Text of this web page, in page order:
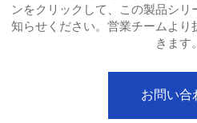
ンをクリックして、この製品シ
知らせください。営業チームよ
きます。
お問い合